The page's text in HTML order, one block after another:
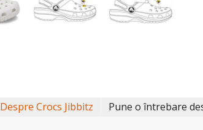
Despre Crocs Jibbitz Pune o întrebare